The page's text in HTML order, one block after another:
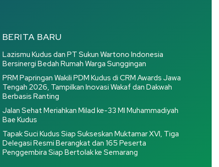
BERITA BARU
Lazismu Kudus dan PT Sukun Wartono Indonesia
Bersinergi Bedah Rumah Warga Sunggingan
PRM Papringan Wakili PDM Kudus di CRM Awards Jawa
Tengah 2026, Tampilkan Inovasi Wakaf dan Dakwah
Berbasis Ranting
Jalan Sehat Meriahkan Milad ke-33 MI Muhammadiyah
Bae Kudus
Tapak Suci Kudus Siap Sukseskan Muktamar XVI, Tiga
Delegasi Resmi Berangkat dan 165 Peserta
Penggembira Siap Bertolak ke Semarang